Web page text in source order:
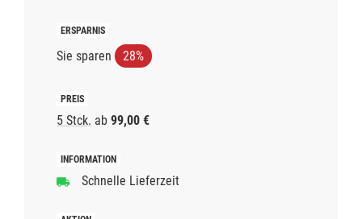
Sie sparen 28%
5 Stck. ab 99,00 €
Schnelle Lieferzeit